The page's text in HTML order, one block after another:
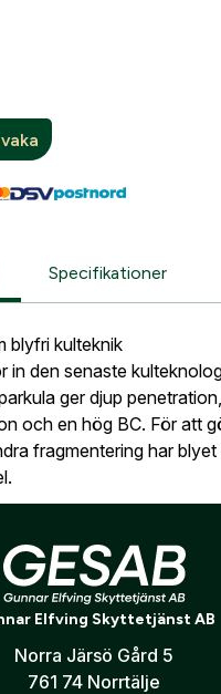
Specifikationer
blyfri kulteknik
in den senaste
ger djup
och en hög BC. För att
fragmentering har blyet
sin utmärkta förmåga
låga och höga
och handla enklare
eller förening?Med ett
får du snabbare
dina beställningar och
eller ett företag?
*
bli ditt användarnamn)
adress nedan så
produkten är tillbaka i vårt
Ecostrike 10,7G
att mina uppgifter sparas
Elfving Skyttetjänst AB
Norra Järsö Gård 5
761 74 Norrtälje